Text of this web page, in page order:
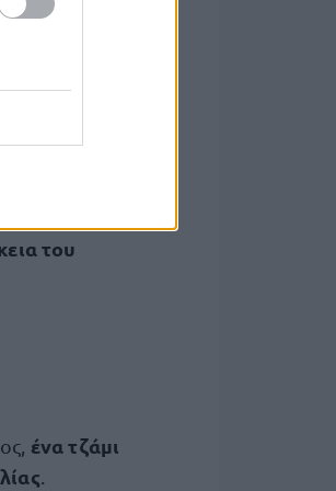
στον
του
ένα τζάμι